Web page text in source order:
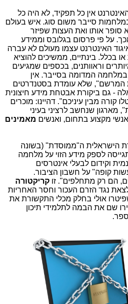
אין כל תפקיד, לא היה כל
סייבר משום סוג. איש בעולם
סופר אותו ואת העצות שפיזר
על פי פרסום בגלובס וממידע
האינטרנט עצמו מעולם לא עברה
בכלל. בינתיים, ממשיכים להוציא
וראוותנים, בכספים שמגיעים
המדומה בסייבר. אין
המרשם", שלא עומדת בסטנדרטים
- גם ביקורת אבטחת מידע חיצונית
קורה מבין עיניכם". דהיינו: מוכרים
מארגון שנחשב לרציני בעיני
מקצוע בתחום, ואנשים מאמינים
הישראלית ה"ממוסדת" (בשונה
לספק מידע הזוי על מלחמה
וקידום לבעלי אינטרסים
קופה" על חשבון הציבור.
הם רק מתחלפים". זו קריקטורה
נגד הזרם העכור וחסר האחריות
אולי בחלק מכלי התקשורת את
שם את הבמה לתלמידי תיכון